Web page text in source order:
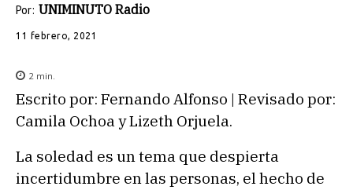
Por: UNIMINUTO Radio
11 febrero, 2021
2 min.
Escrito por: Fernando Alfonso | Revisado por:
Camila Ochoa y Lizeth Orjuela.
La soledad es un tema que despierta
incertidumbre en las personas, el hecho de